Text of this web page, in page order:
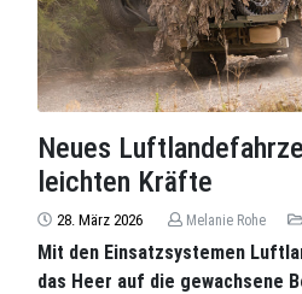
Neues
leichten Kräfte
28. März 2026 Melanie Rohe
Mit den Einsatzsystemen
das Heer auf die gewachsene